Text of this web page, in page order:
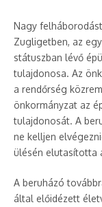
Nagy
Zugligetben, az
státuszban lévő
tulajdonosa. Az
a rendőrség
önkormányzat az
tulajdonosát. A
ne kelljen
ülésén elutasította
A beruházó
által előidézett